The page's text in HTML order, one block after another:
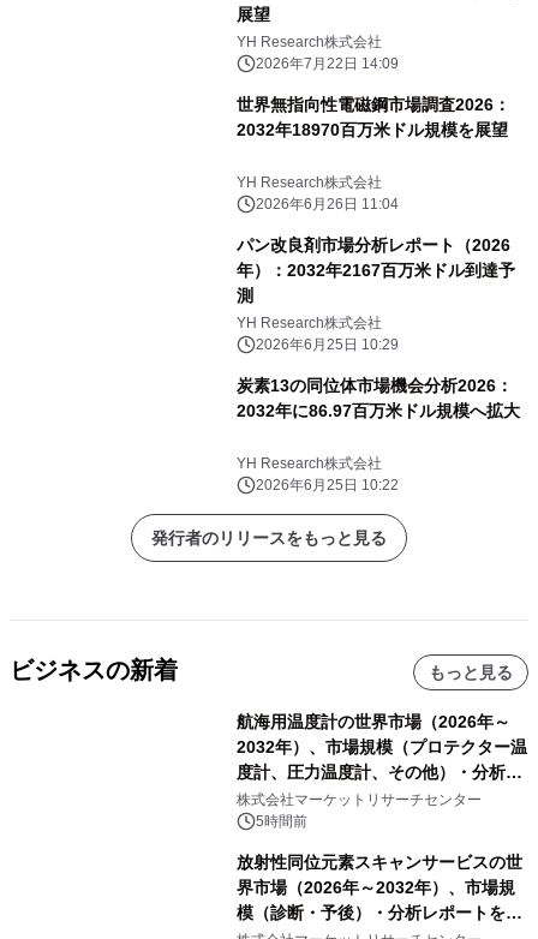
展望
YH Research株式会社
2026年7月22日 14:09
世界無指向性電磁鋼市場調査2026：
2032年18970百万米ドル規模を展望
YH Research株式会社
2026年6月26日 11:04
パン改良剤市場分析レポート（2026
年）：2032年2167百万米ドル到達予
測
YH Research株式会社
2026年6月25日 10:29
炭素13の同位体市場機会分析2026：
2032年に86.97百万米ドル規模へ拡大
YH Research株式会社
2026年6月25日 10:22
発行者のリリースをもっと見る
ビジネスの新着 もっと見る
航海用温度計の世界市場（2026年～
2032年）、市場規模（プロテクター温
度計、圧力温度計、その他）・分析レ
ポートを発表
株式会社マーケットリサーチセンター
5時間前
放射性同位元素スキャンサービスの世
界市場（2026年～2032年）、市場規
模（診断・予後）・分析レポートを発